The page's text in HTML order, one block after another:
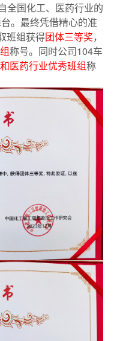
全国化工、医药行业的
。最终凭借精心的准
班组获得团体三等奖，
称号。同时公司104车
医药行业优秀班组称